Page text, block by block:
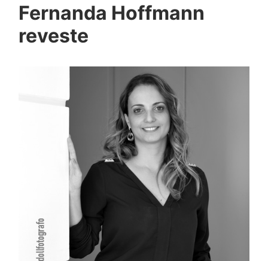
Fernanda Hoffmann
reveste